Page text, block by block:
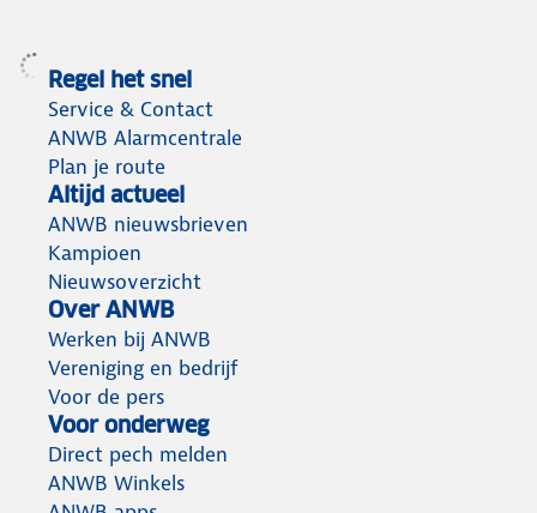
Regel het snel
Service & Contact
ANWB Alarmcentrale
Plan je route
Altijd actueel
ANWB nieuwsbrieven
Kampioen
Nieuwsoverzicht
Over ANWB
Werken bij ANWB
Vereniging en bedrijf
Voor de pers
Voor onderweg
Direct pech melden
ANWB Winkels